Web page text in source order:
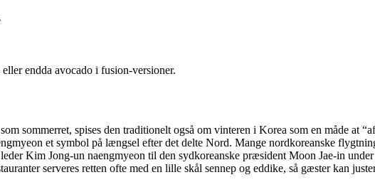
endda avocado i fusion-versioner.
sommerret, spises den traditionelt også om vinteren i Korea som en måde at
et symbol på længsel efter det delte Nord. Mange nordkoreanske
Kim Jong-un naengmyeon til den sydkoreanske præsident Moon Jae-in
serveres retten ofte med en lille skål sennep og eddike, så gæster kan